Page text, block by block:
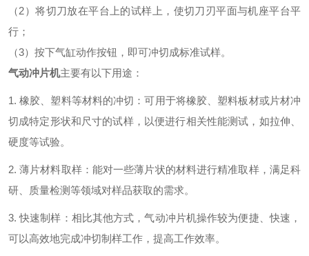
（2）将切刀放在平台上的试样上，使切刀刃平面与机座平台平
行；
（3）按下气缸动作按钮，即可冲切成标准试样。
气动冲片机主要有以下用途：
1. 橡胶、塑料等材料的冲切：可用于将橡胶、塑料板材或片材冲
切成特定形状和尺寸的试样，以便进行相关性能测试，如拉伸、
硬度等试验。
2. 薄片材料取样：能对一些薄片状的材料进行精准取样，满足科
研、质量检测等领域对样品获取的需求。
3. 快速制样：相比其他方式，气动冲片机操作较为便捷、快速，
可以高效地完成冲切制样工作，提高工作效率。